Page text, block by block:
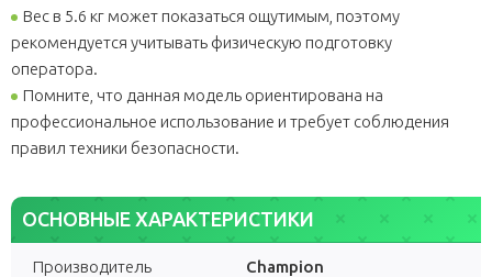
Вес в 5.6 кг может показаться ощутимым, поэтому
рекомендуется учитывать физическую подготовку
оператора.
Помните, что данная модель ориентирована на
профессиональное использование и требует соблюдения
правил техники безопасности.
ОСНОВНЫЕ ХАРАКТЕРИСТИКИ
Производитель Champion